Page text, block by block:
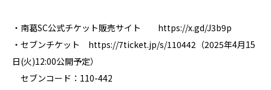
・南葛SC公式チケット販売サイト https://x.gd/J3b9p
・セブンチケット https://7ticket.jp/s/110442 （2025年4月15
日(火)12:00公開予定）
セブンコード：110-442